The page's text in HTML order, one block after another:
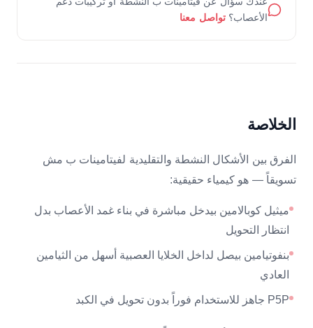
الأعصاب؟ تواصل معنا
الخلاصة
الفرق بين الأشكال النشطة والتقليدية لفيتامينات ب مش
تسويقاً — هو كيمياء حقيقية:
ميثيل كوبالامين بيدخل مباشرة في بناء غمد الأعصاب بدل
انتظار التحويل
بنفوتيامين بيصل لداخل الخلايا العصبية أسهل من الثيامين
العادي
P5P جاهز للاستخدام فوراً بدون تحويل في الكبد